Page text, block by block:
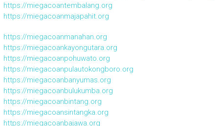
https://miegacoantembalang.org
https://miegacoanmajapahit.org
https://miegacoanmanahan.org
https://miegacoankayongutara.org
https://miegacoanpohuwato.org
https://miegacoanpulautokongboro.org
https://miegacoanbanyumas.org
https://miegacoanbulukumba.org
https://miegacoanbintang.org
https://miegacoansintangka.org
https://miegacoanbajawa.org